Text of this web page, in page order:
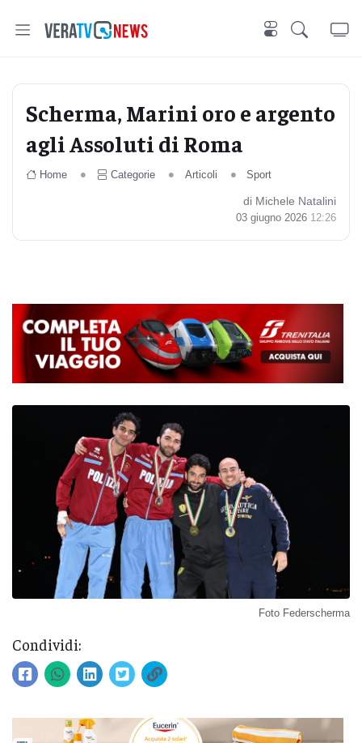
Scherma, Marini oro e argento
agli Assoluti di Roma
Home Categorie Articoli Sport
di Michele Natalini
03 giugno 2026 12:26
Foto Federscherma
Condividi: